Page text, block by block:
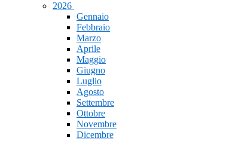
2026
Gennaio
Febbraio
Marzo
Aprile
Maggio
Giugno
Luglio
Agosto
Settembre
Ottobre
Novembre
Dicembre